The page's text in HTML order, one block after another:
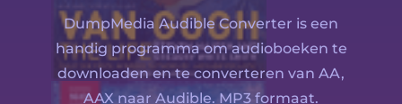
DumpMedia Audible Converter is een
handig programma om audioboeken te
downloaden en te converteren van AA,
AAX naar Audible. MP3 formaat.